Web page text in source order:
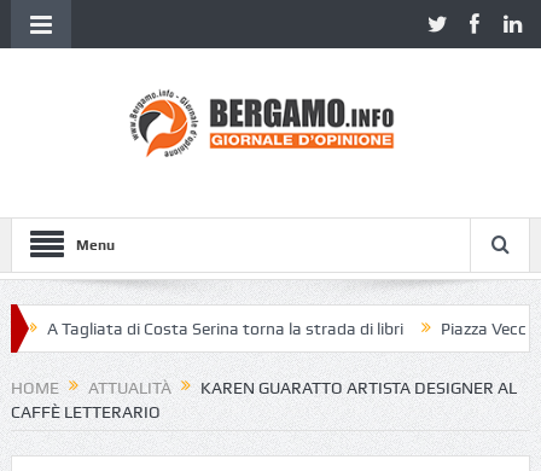
Menu
A Tagliata di Costa Serina torna la strada di libri Piazza Vecchia
HOME ATTUALITÀ
KAREN GUARATTO ARTISTA DESIGNER AL
CAFFÈ LETTERARIO